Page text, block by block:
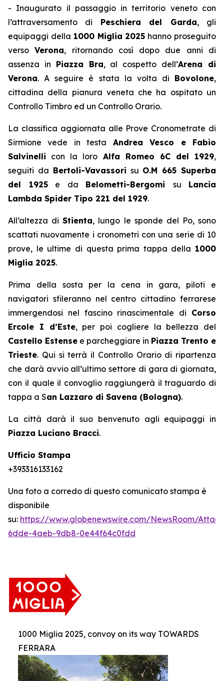
- Inaugurato il passaggio in territorio veneto con
l’attraversamento di Peschiera del Garda, gli
equipaggi della 1000 Miglia 2025 hanno proseguito
versoVerona, ritornando così dopo due anni di
assenza in Piazza Bra, al cospetto dell’Arena di
Verona. A seguire è stata la volta di Bovolone,
cittadina della pianura veneta che ha ospitato un
Controllo Timbro ed un Controllo Orario.
La classifica aggiornata alle Prove Cronometrate di
Sirmione vede in testa Andrea Vesco e Fabio
Salvinelli con la loro Alfa Romeo 6C del 1929,
seguiti da Bertoli-Vavassori su O.M 665 Superba
del 1925e da Belometti-Bergomi su Lancia
Lambda Spider Tipo 221 del 1929.
All’altezza diStienta, lungo le sponde del Po, sono
scattati nuovamente i cronometri con una serie di 10
prove, le ultime di questa prima tappa della 1000
Miglia 2025.
Prima della sosta per la cena in gara, piloti e
navigatori sfileranno nel centro cittadino ferrarese
immergendosi nel fascino rinascimentale di Corso
Ercole I d’Este, per poi cogliere la bellezza del
Castello Estense e parcheggiare in Piazza Trento e
Trieste. Qui si terrà il Controllo Orario di ripartenza
che darà avvio all’ultimo settore di gara di giornata,
con il quale il convoglio raggiungerà il traguardo di
tappa a San Lazzaro di Savena (Bologna).
La città darà il suo benvenuto agli equipaggi in
Piazza Luciano Bracci.
Ufficio Stampa
+393316133162
Una foto a corredo di questo comunicato stampa è
disponibile
su: https://www.globenewswire.com/NewsRoom/
6dde-4aeb-9db8-0e44f64c0fdd
1000 Miglia 2025, convoy on its way TOWARDS
FERRARA